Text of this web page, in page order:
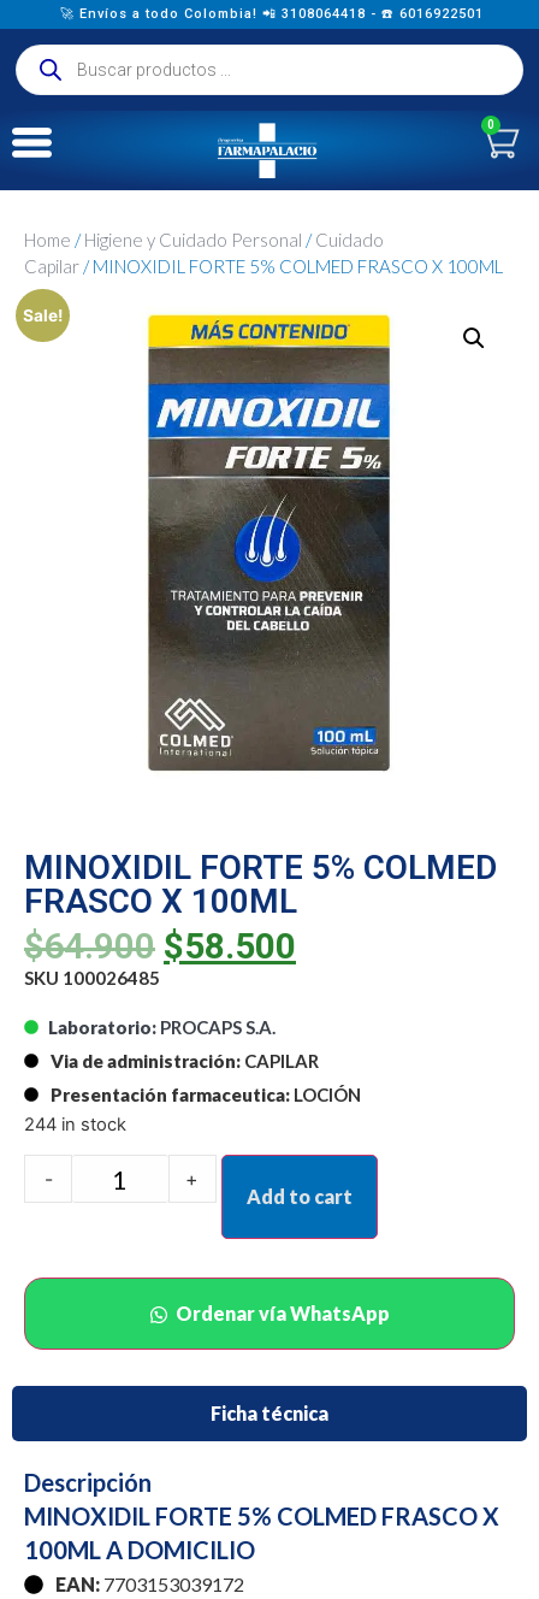
🚀 Envíos a todo Colombia! 📲 3108064418 - ☎️ 6016922501
0
Home /Higiene y Cuidado Personal /Cuidado
Capilar / MINOXIDIL FORTE 5% COLMED FRASCO X 100ML
Sale!
MINOXIDIL FORTE 5% COLMED
FRASCO X 100ML
$64.900 $58.500
SKU 100026485
Laboratorio: PROCAPS S.A.
Via de administración: CAPILAR
Presentación farmaceutica: LOCIÓN
244 in stock
- +
Add to cart
Ordenar vía WhatsApp
Ficha técnica
Descripción
MINOXIDIL FORTE 5% COLMED FRASCO X
100ML A DOMICILIO
EAN: 7703153039172